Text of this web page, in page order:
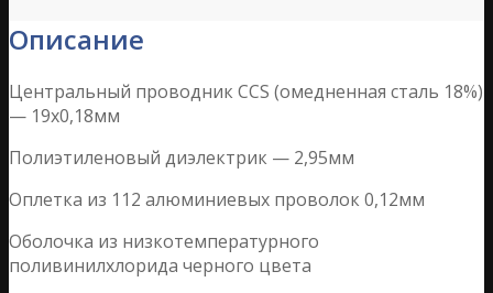
Описание
Центральный проводник CCS (омедненная сталь 18%)
— 19х0,18мм
Полиэтиленовый диэлектрик — 2,95мм
Оплетка из 112 алюминиевых проволок 0,12мм
Оболочка из низкотемпературного
поливинилхлорида черного цвета